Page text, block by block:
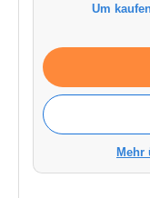
Um
Mehr